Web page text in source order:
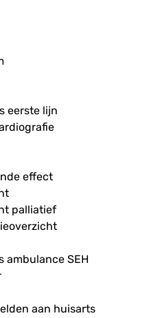
eerste lijn
effect
palliatief
SEH
aan huisarts